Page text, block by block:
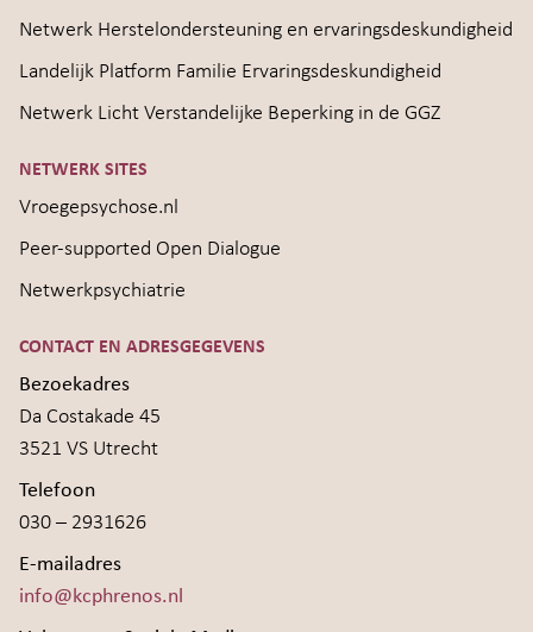
Netwerk Herstelondersteuning en ervaringsdeskundigheid
Landelijk Platform Familie Ervaringsdeskundigheid
Netwerk Licht Verstandelijke Beperking in de GGZ
NETWERK SITES
Vroegepsychose.nl
Peer-supported Open Dialogue
Netwerkpsychiatrie
CONTACT EN ADRESGEGEVENS
Bezoekadres
Da Costakade 45
3521 VS Utrecht
Telefoon
030 – 2931626
E-mailadres
info@kcphrenos.nl